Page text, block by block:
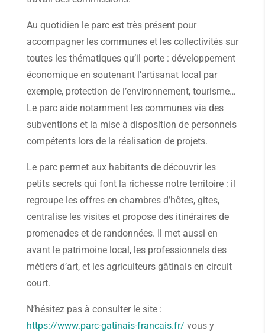
Au quotidien le parc est très présent pour
accompagner les communes et les collectivités sur
toutes les thématiques qu’il porte : développement
économique en soutenant l’artisanat local par
exemple, protection de l’environnement, tourisme…
Le parc aide notamment les communes via des
subventions et la mise à disposition de personnels
compétents lors de la réalisation de projets.
Le parc permet aux habitants de découvrir les
petits secrets qui font la richesse notre territoire : il
regroupe les offres en chambres d’hôtes, gites,
centralise les visites et propose des itinéraires de
promenades et de randonnées. Il met aussi en
avant le patrimoine local, les professionnels des
métiers d’art, et les agriculteurs gâtinais en circuit
court.
N’hésitez pas à consulter le site :
https://www.parc-gatinais-francais.fr/ vous y